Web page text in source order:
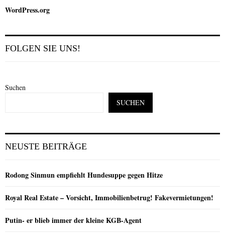
WordPress.org
FOLGEN SIE UNS!
Suchen
SUCHEN
NEUSTE BEITRÄGE
Rodong Sinmun empfiehlt Hundesuppe gegen Hitze
Royal Real Estate – Vorsicht, Immobilienbetrug! Fakevermietungen!
Putin- er blieb immer der kleine KGB-Agent